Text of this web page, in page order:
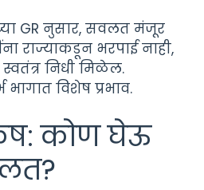
GR नुसार, सवलत मंजूर
राज्याकडून भरपाई नाही,
निधी मिळेल.
भागात विशेष प्रभाव.
कोण घेऊ